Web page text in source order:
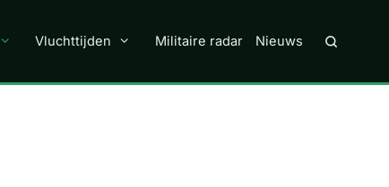
Vluchttijden Militaire radar Nieuws